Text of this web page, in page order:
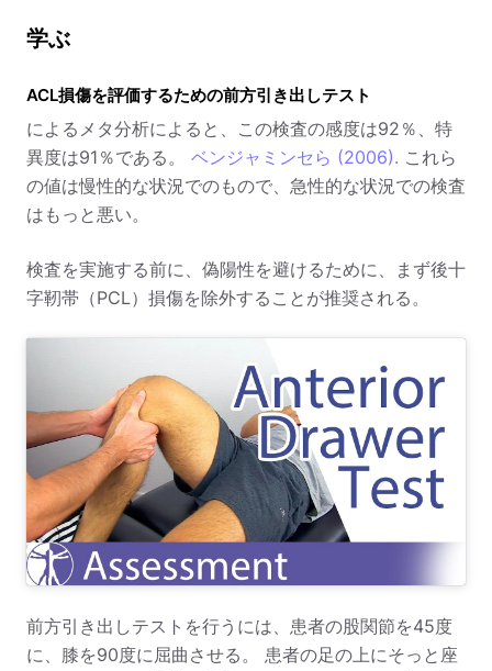
学ぶ
ACL損傷を評価するための前方引き出しテスト
によるメタ分析によると、この検査の感度は92％、特
異度は91％である。 ベンジャミンセら (2006). これら
の値は慢性的な状況でのもので、急性的な状況での検査
はもっと悪い。
検査を実施する前に、偽陽性を避けるために、まず後十
字靭帯（PCL）損傷を除外することが推奨される。
前方引き出しテストを行うには、患者の股関節を45度
に、膝を90度に屈曲させる。 患者の足の上にそっと座